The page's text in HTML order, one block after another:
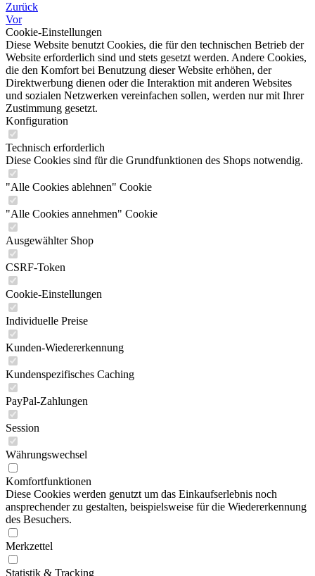
Zurück
Vor
Cookie-Einstellungen
Diese Website benutzt Cookies, die für den technischen Betrieb der
Website erforderlich sind und stets gesetzt werden. Andere Cookies,
die den Komfort bei Benutzung dieser Website erhöhen, der
Direktwerbung dienen oder die Interaktion mit anderen Websites
und sozialen Netzwerken vereinfachen sollen, werden nur mit Ihrer
Zustimmung gesetzt.
Konfiguration
Technisch erforderlich
Diese Cookies sind für die Grundfunktionen des Shops notwendig.
"Alle Cookies ablehnen" Cookie
"Alle Cookies annehmen" Cookie
Ausgewählter Shop
CSRF-Token
Cookie-Einstellungen
Individuelle Preise
Kunden-Wiedererkennung
Kundenspezifisches Caching
PayPal-Zahlungen
Session
Währungswechsel
Komfortfunktionen
Diese Cookies werden genutzt um das Einkaufserlebnis noch
ansprechender zu gestalten, beispielsweise für die Wiedererkennung
des Besuchers.
Merkzettel
Statistik & Tracking